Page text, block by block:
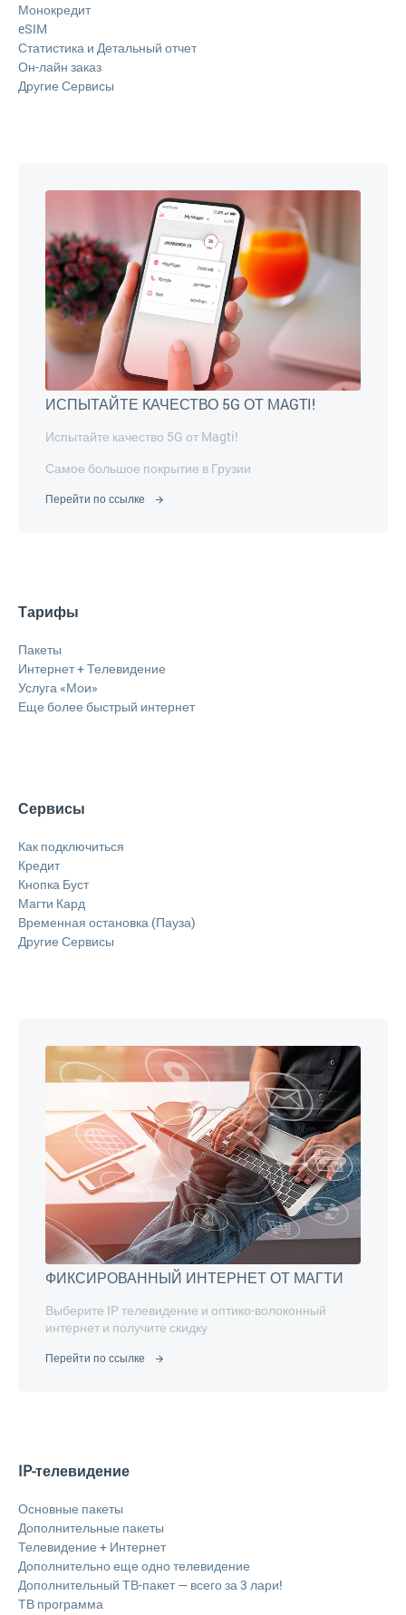
Монокредит
eSIM
Статистика и Детальный отчет
Он-лайн заказ
Другие Сервисы
ИСПЫТАЙТЕ КАЧЕСТВО 5G ОТ MAGTI!
Испытайте качество 5G от Magti!
Самое большое покрытие в Грузии
Перейти по ссылке
Тарифы
Пакеты
Интернет + Телевидение
Услуга «Мои»
Еще более быстрый интернет
Сервисы
Как подключиться
Кредит
Кнопка Буст
Магти Кард
Временная остановка (Пауза)
Другие Сервисы
ФИКСИРОВАННЫЙ ИНТЕРНЕТ ОТ МАГТИ
Выберите IP телевидение и оптико-волоконный
интернет и получите скидку
Перейти по ссылке
IP-телевидение
Основные пакеты
Дополнительные пакеты
Телевидение + Интернет
Дополнительно еще одно телевидение
Дополнительный ТВ-пакет — всего за 3 лари!
ТВ программа